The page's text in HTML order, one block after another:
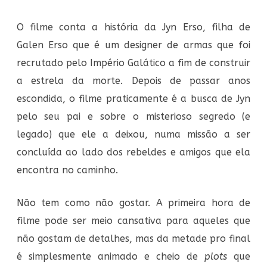
O filme conta a história da Jyn Erso, filha de
Galen Erso que é um designer de armas que foi
recrutado pelo Império Galático a fim de construir
a estrela da morte. Depois de passar anos
escondida, o filme praticamente é a busca de Jyn
pelo seu pai e sobre o misterioso segredo (e
legado) que ele a deixou, numa missão a ser
concluída ao lado dos rebeldes e amigos que ela
encontra no caminho.
Não tem como não gostar. A primeira hora de
filme pode ser meio cansativa para aqueles que
não gostam de detalhes, mas da metade pro final
é simplesmente animado e cheio deplots que